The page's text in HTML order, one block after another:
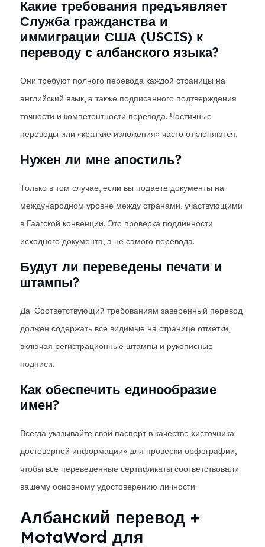
Какие требования предъявляет
Служба гражданства и
иммиграции США (USCIS) к
переводу с албанского языка?
Они требуют полного перевода каждой страницы на
английский язык, а также подписанного подтверждения
точности и компетентности перевода. Частичные
переводы или «краткие изложения» часто отклоняются.
Нужен ли мне апостиль?
Только в том случае, если вы подаете документы на
международном уровне между странами, участвующими
в Гаагской конвенции. Это проверка подлинности
исходного документа, а не самого перевода.
Будут ли переведены печати и
штампы?
Да. Соответствующий требованиям заверенный перевод
должен содержать все видимые на странице отметки,
включая регистрационные штампы и рукописные
подписи.
Как обеспечить единообразие
имен?
Всегда указывайте свой паспорт в качестве «источника
достоверной информации» для проверки орфографии,
чтобы все переведенные сертификаты соответствовали
вашему основному удостоверению личности.
Албанский перевод +
MotaWord для